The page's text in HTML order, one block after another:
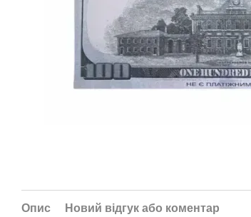
Опис Новий відгук або коментар